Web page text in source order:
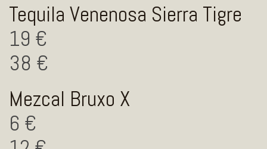
Tequila Venenosa Sierra Tigre
19
38
Mezcal Bruxo X
6